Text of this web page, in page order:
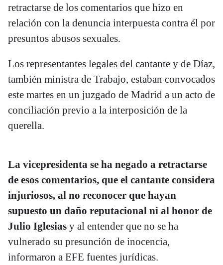
retractarse de los comentarios que hizo en
relación con la denuncia interpuesta contra él por
presuntos abusos sexuales.
Los representantes legales del cantante y de Díaz,
también ministra de Trabajo, estaban convocados
este martes en un juzgado de Madrid a un acto de
conciliación previo a la interposición de la
querella.
La vicepresidenta se ha negado a retractarse
de esos comentarios, que el cantante considera
injuriosos, al no reconocer que hayan
supuesto un daño reputacional ni al honor de
Julio Iglesias y al entender que no se ha
vulnerado su presunción de inocencia,
informaron a EFE fuentes jurídicas.